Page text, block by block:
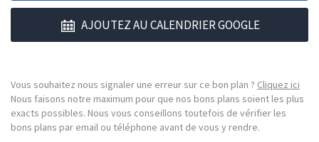
AJOUTEZ AU CALENDRIER GOOGLE
Vous souhaitez nous signaler une erreur sur ce bon plan ? Cliquez ici
Nous faisons notre maximum pour que nos bons plans soient les plus
exacts possibles. Nous vous conseillons toutefois de vérifier les
bons plans par email ou téléphone avant de vous y rendre.